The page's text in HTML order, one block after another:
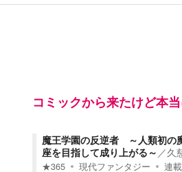
コミックから来たけど本
魔王学園の反逆者 ～人類初の
座を目指して成り上がる～ ／久
★365 現代ファンタジー 連